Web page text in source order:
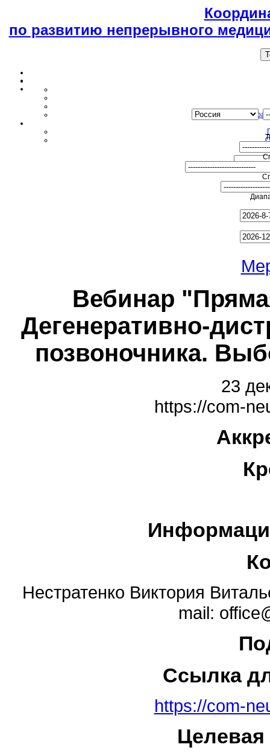
по развитию непрерывного
Вебинар
Дегенеративно-
позвоночника.
23
https://com-
Нестратенко Виктория
mail:
Ссылка
https://com-